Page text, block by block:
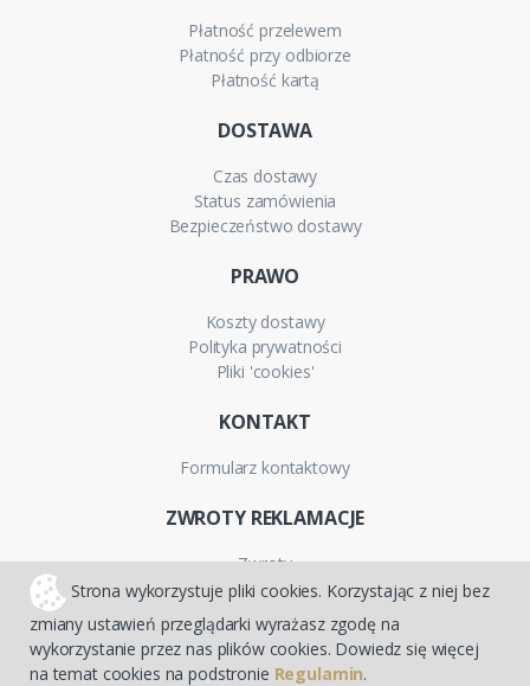
Strona wykorzystuje pliki cookies. Korzystając z niej bez
zmiany ustawień przeglądarki wyrażasz zgodę na
wykorzystanie przez nas plików cookies. Dowiedz się więcej
na temat cookies na podstronie Regulamin.
Płatność przelewem
Płatność przy odbiorze
Płatność kartą
DOSTAWA
Czas dostawy
Status zamówienia
Bezpieczeństwo dostawy
PRAWO
Koszty dostawy
Polityka prywatności
Pliki 'cookies'
KONTAKT
Formularz kontaktowy
ZWROTY REKLAMACJE
Zwroty
Reklamacje
Gwarancja